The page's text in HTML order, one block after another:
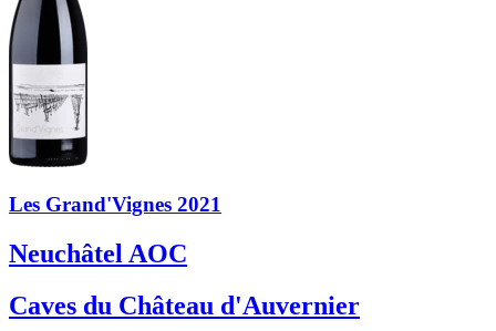
Les Grand'Vignes 2021
Neuchâtel AOC
Caves du Château d'Auvernier